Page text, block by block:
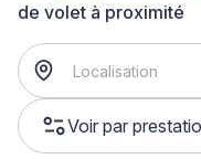
de volet à proximité
Voir par